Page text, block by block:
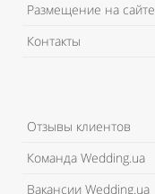
Размещение на сайте
Контакты
Отзывы клиентов
Команда Wedding.ua
Вакансии Wedding.ua